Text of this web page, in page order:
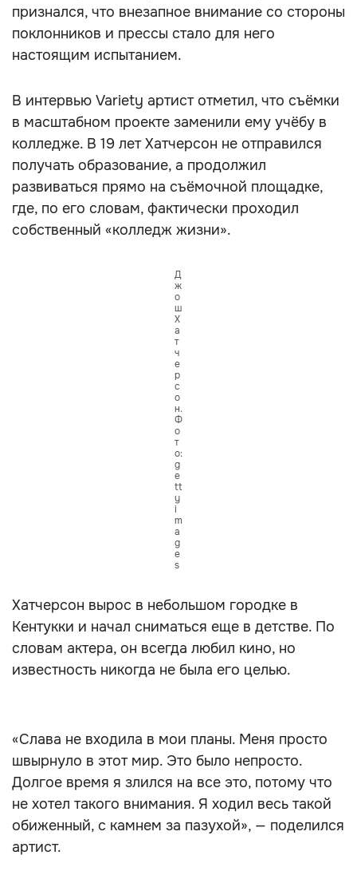
признался, что внезапное внимание со стороны
поклонников и прессы стало для него
настоящим испытанием.
В интервью Variety артист отметил, что съёмки
в масштабном проекте заменили ему учёбу в
колледже. В 19 лет Хатчерсон не отправился
получать образование, а продолжил
развиваться прямо на съёмочной площадке,
где, по его словам, фактически проходил
собственный «колледж жизни».
Д
ж
о
ш
Х
а
т
ч
е
р
с
о
н.
Ф
о
т
о:
g
e
tt
y
i
m
a
g
e
s
Хатчерсон вырос в небольшом городке в
Кентукки и начал сниматься еще в детстве. По
словам актера, он всегда любил кино, но
известность никогда не была его целью.
«Слава не входила в мои планы. Меня просто
швырнуло в этот мир. Это было непросто.
Долгое время я злился на все это, потому что
не хотел такого внимания. Я ходил весь такой
обиженный, с камнем за пазухой», — поделился
артист.